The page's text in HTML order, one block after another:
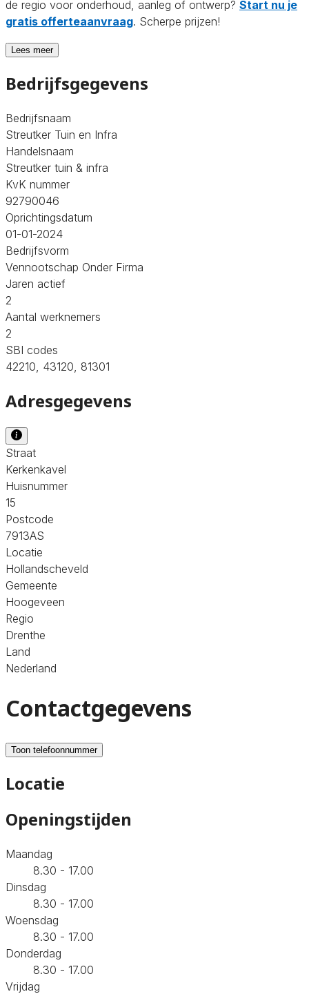
de regio voor onderhoud, aanleg of ontwerp? Start nu je
gratis offerteaanvraag. Scherpe prijzen!
Lees meer
Bedrijfsgegevens
Bedrijfsnaam
Streutker Tuin en Infra
Handelsnaam
Streutker tuin & infra
KvK nummer
92790046
Oprichtingsdatum
01-01-2024
Bedrijfsvorm
Vennootschap Onder Firma
Jaren actief
2
Aantal werknemers
2
SBI codes
42210, 43120, 81301
Adresgegevens
Straat
Kerkenkavel
Huisnummer
15
Postcode
7913AS
Locatie
Hollandscheveld
Gemeente
Hoogeveen
Regio
Drenthe
Land
Nederland
Contactgegevens
Toon telefoonnummer
Locatie
Openingstijden
Maandag
8.30 - 17.00
Dinsdag
8.30 - 17.00
Woensdag
8.30 - 17.00
Donderdag
8.30 - 17.00
Vrijdag